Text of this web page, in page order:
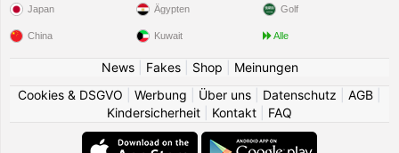
Japan
China
Ägypten
Kuwait
Golf
Alle
News| Fakes| Shop
Meinungen
Cookies & DSGVO
Werbung Über uns Datenschutz AGB
Kindersicherheit
Kontakt FAQ